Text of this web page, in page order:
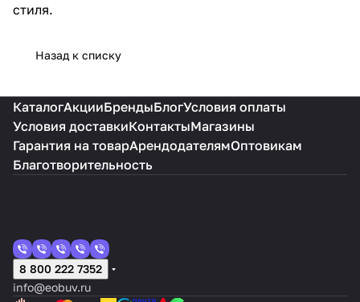
стиля.
Назад к списку
КаталогАкцииБрендыБлогУсловия оплаты
Условия доставкиКонтактыМагазины
Гарантия на товарАрендодателямОптовикам
Благотворительность
8 800 222 7352
info@eobuv.ru